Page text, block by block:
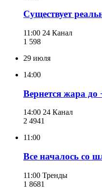
Существует
11:00 24 Канал
1 598
29 июля
14:00
Вернется жара до
14:00 24 Канал
2 4941
11:00
Все началось со
11:00 Тренды
1 8681